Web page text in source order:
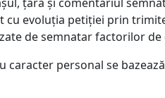
țara și comentariul
cu evoluția petiției prin
de semnatar factorilor de
caracter personal se